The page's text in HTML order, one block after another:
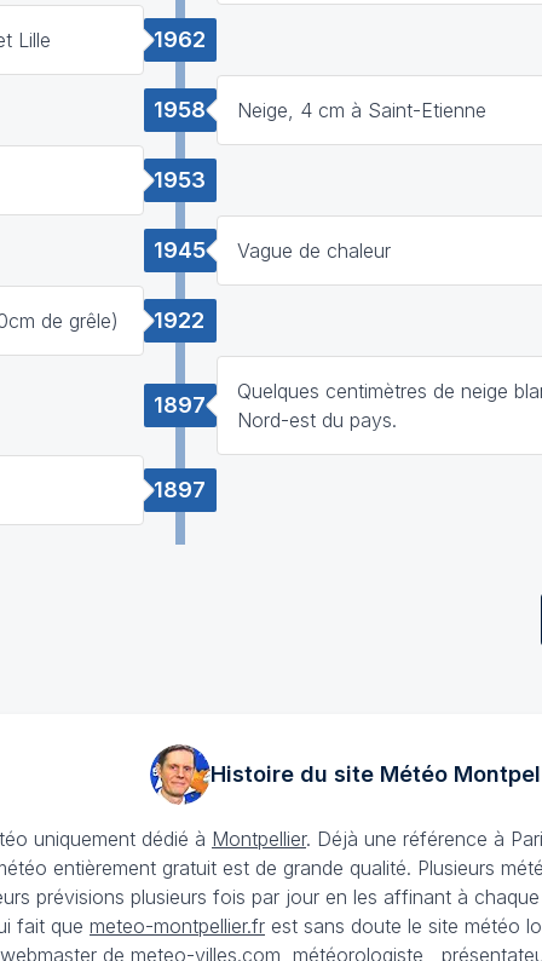
1962
Lille
1958 Neige, 4 cm à Saint-Etienne
1953
1945 Vague de chaleur
1922
de grêle)
1897
Quelques centimètres de neige
Nord-est du pays.
1897
Histoire du site Météo
uniquement dédié à Montpellier. Déjà une référence à
entièrement gratuit est de grande qualité. Plusieurs
prévisions plusieurs fois par jour en les affinant à
fait que meteo-montpellier.fr est sans doute le site météo
de meteo-villes.com, météorologiste ,